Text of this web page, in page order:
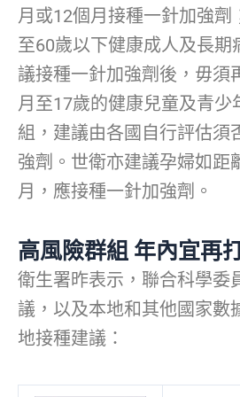
月或12個月接種一針加強劑
至60歲以下健康成人及長期
議接種一針加強劑後，毋須
月至17歲的健康兒童及青少
組，建議由各國自行評估須
強劑。世衛亦建議孕婦如距
月，應接種一針加強劑。
高風險群組 年內宜再
衛生署昨表示，聯合科學委
議，以及本地和其他國家數
地接種建議：